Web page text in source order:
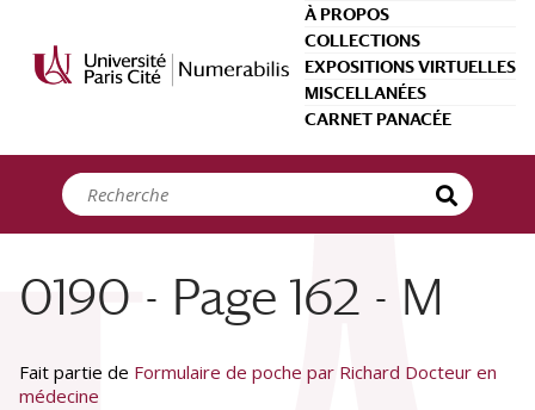
À PROPOS
COLLECTIONS
EXPOSITIONS VIRTUELLES
MISCELLANÉES
CARNET PANACÉE
0190 - Page 162 - M
Fait partie de Formulaire de poche par Richard Docteur en
médecine